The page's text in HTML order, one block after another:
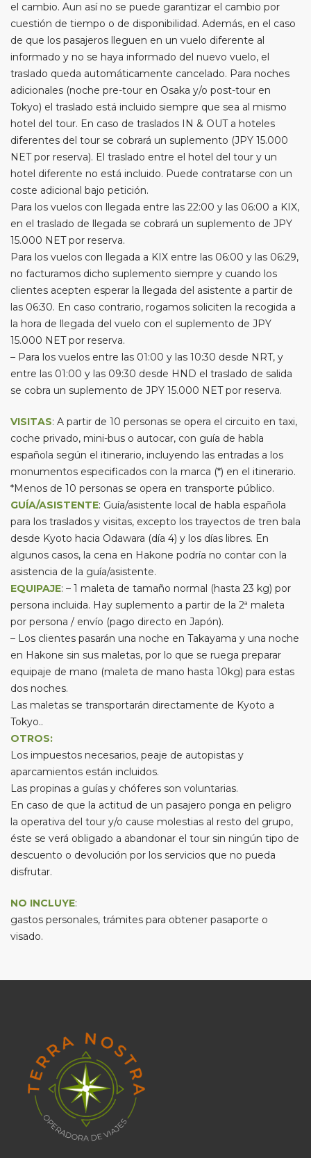
el cambio. Aun así no se puede garantizar el cambio por
cuestión de tiempo o de disponibilidad. Además, en el caso
de que los pasajeros lleguen en un vuelo diferente al
informado y no se haya informado del nuevo vuelo, el
traslado queda automáticamente cancelado. Para noches
adicionales (noche pre-tour en Osaka y/o post-tour en
Tokyo) el traslado está incluido siempre que sea al mismo
hotel del tour. En caso de traslados IN & OUT a hoteles
diferentes del tour se cobrará un suplemento (JPY 15.000
NET por reserva). El traslado entre el hotel del tour y un
hotel diferente no está incluido. Puede contratarse con un
coste adicional bajo petición.
Para los vuelos con llegada entre las 22:00 y las 06:00 a KIX,
en el traslado de llegada se cobrará un suplemento de JPY
15.000 NET por reserva.
Para los vuelos con llegada a KIX entre las 06:00 y las 06:29,
no facturamos dicho suplemento siempre y cuando los
clientes acepten esperar la llegada del asistente a partir de
las 06:30. En caso contrario, rogamos soliciten la recogida a
la hora de llegada del vuelo con el suplemento de JPY
15.000 NET por reserva.
– Para los vuelos entre las 01:00 y las 10:30 desde NRT, y
entre las 01:00 y las 09:30 desde HND el traslado de salida
se cobra un suplemento de JPY 15.000 NET por reserva.
VISITAS: A partir de 10 personas se opera el circuito en taxi,
coche privado, mini-bus o autocar, con guía de habla
española según el itinerario, incluyendo las entradas a los
monumentos especificados con la marca (*) en el itinerario.
*Menos de 10 personas se opera en transporte público.
GUÍA/ASISTENTE: Guía/asistente local de habla española
para los traslados y visitas, excepto los trayectos de tren bala
desde Kyoto hacia Odawara (día 4) y los días libres. En
algunos casos, la cena en Hakone podría no contar con la
asistencia de la guía/asistente.
EQUIPAJE: – 1 maleta de tamaño normal (hasta 23 kg) por
persona incluida. Hay suplemento a partir de la 2ª maleta
por persona / envío (pago directo en Japón).
– Los clientes pasarán una noche en Takayama y una noche
en Hakone sin sus maletas, por lo que se ruega preparar
equipaje de mano (maleta de mano hasta 10kg) para estas
dos noches.
Las maletas se transportarán directamente de Kyoto a
Tokyo..
OTROS:
Los impuestos necesarios, peaje de autopistas y
aparcamientos están incluidos.
Las propinas a guías y chóferes son voluntarias.
En caso de que la actitud de un pasajero ponga en peligro
la operativa del tour y/o cause molestias al resto del grupo,
éste se verá obligado a abandonar el tour sin ningún tipo de
descuento o devolución por los servicios que no pueda
disfrutar.
NO INCLUYE:
gastos personales, trámites para obtener pasaporte o
visado.